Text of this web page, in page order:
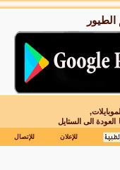
العودة الى الستايل
للإعلان للإتصال